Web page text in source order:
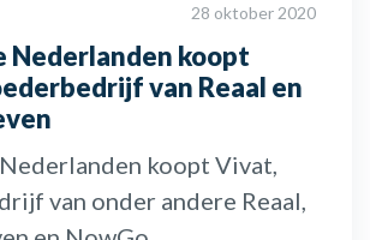
28 oktober 2020
Nederlanden koopt
van Reaal en
koopt Vivat,
van onder andere Reaal,